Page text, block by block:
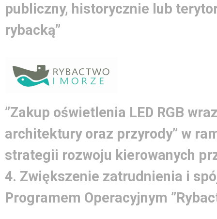
publiczny, historycznie lub
rybacką”
”Zakup oświetlenia LED RGB
architektury oraz przyrody” w
strategii rozwoju kierowanych
4. Zwiększenie zatrudnienia i
Programem Operacyjnym